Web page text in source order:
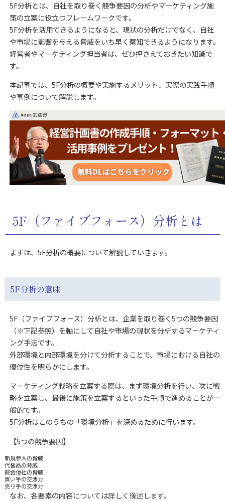
5F分析とは、自社を取り巻く競争要因の分析やマーケティング施
策の立案に役立つフレームワークです。
5F分析を活用できるようになると、現状の分析だけでなく、自社
や市場に影響を与える脅威をいち早く察知できるようになります。
経営者やマーケティング担当者は、ぜひ押さえておきたい知識で
す。
本記事では、5F分析の概要や実施するメリット、実際の実践手順
や事例について解説します。
5F（ファイブフォース）分析とは
まずは、5F分析の概要について解説していきます。
5F分析の意味
5F（ファイブフォース）分析とは、企業を取り巻く5つの競争要因
（※下記参照）を軸にして自社や市場の現状を分析するマーケティ
ング手法です。
外部環境と内部環境を分けて分析することで、市場における自社の
優位性を明らかにします。
マーケティング戦略を立案する際は、まず環境分析を行い、次に戦
略を立案し、最後に施策を立案するといった手順で進めることが一
般的です。
5F分析はこのうちの「環境分析」を深めるために行います。
【5つの競争要因】
新規参入の脅威
代替品の脅威
競合他社の脅威
買い手の交渉力
売り手の交渉力
なお、各要素の内容については詳しく後述します。